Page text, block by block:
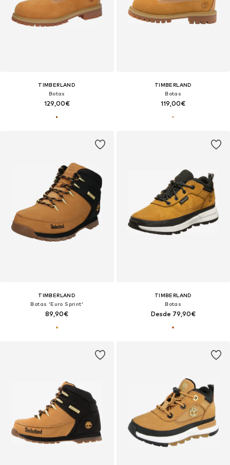
TIMBERLAND
Botas
129,00€
TIMBERLAND
Botas
119,00€
TIMBERLAND
Botas 'Euro Sprint'
89,90€
TIMBERLAND
Botas
Desde 79,90€